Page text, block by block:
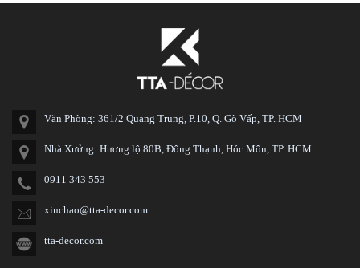
Văn Phòng: 361/2 Quang Trung, P.10, Q. Gò Vấp, TP. HCM
Nhà Xưởng: Hương lộ 80B, Đông Thạnh, Hóc Môn, TP. HCM
0911 343 553
xinchao@tta-decor.com
tta-decor.com